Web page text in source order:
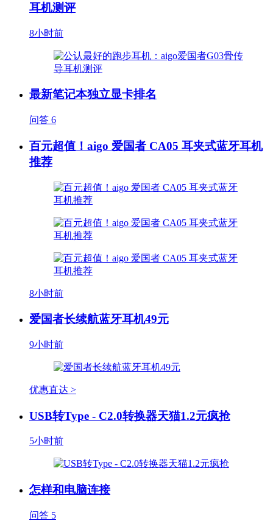
耳机测评
8小时前
最新笔记本独立显卡排名
问答 6
百元超值！aigo 爱国者 CA05 耳夹式蓝牙耳机
推荐
8小时前
爱国者长续航蓝牙耳机49元
9小时前
优惠直达 >
USB转Type - C2.0转换器天猫1.2元疯抢
5小时前
怎样和电脑连接
问答 5